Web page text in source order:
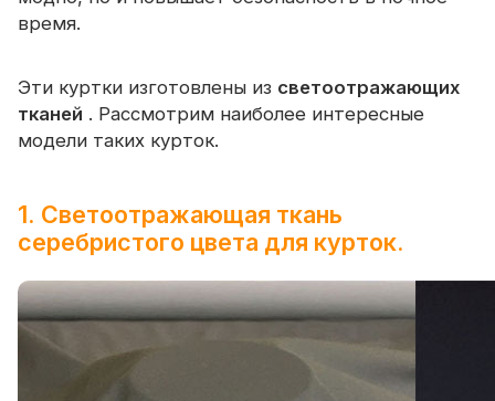
время.
Эти куртки изготовлены из светоотражающих
тканей . Рассмотрим наиболее интересные
модели таких курток.
1. Светоотражающая ткань
серебристого цвета для курток.